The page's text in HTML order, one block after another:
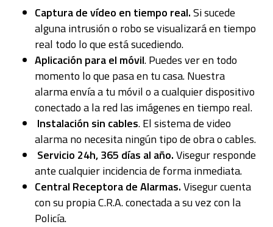
Captura de vídeo en tiempo real.Si sucede
alguna intrusión o robo se visualizará en tiempo
real todo lo que está sucediendo.
Aplicación para el móvil. Puedes ver en todo
momento lo que pasa en tu casa. Nuestra
alarma envía a tu móvil o a cualquier dispositivo
conectado a la red las imágenes en tiempo real.
Instalación sin cables. El sistema de video
alarma no necesita ningún tipo de obra o cables.
Servicio 24h, 365 días al año.Visegur responde
ante cualquier incidencia de forma inmediata.
Central Receptora de Alarmas.Visegur cuenta
con su propia C.R.A. conectada a su vez con la
Policía.